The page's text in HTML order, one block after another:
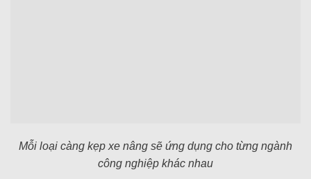
Mỗi loại càng kẹp xe nâng sẽ ứng dụng cho từng ngành
công nghiệp khác nhau